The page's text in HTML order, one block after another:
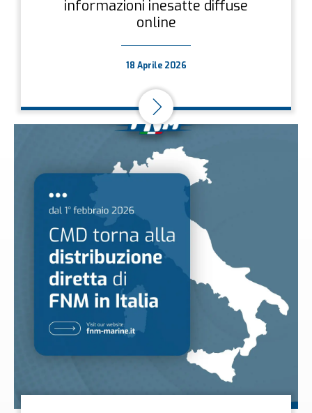
informazioni inesatte diffuse
online
18 Aprile 2026